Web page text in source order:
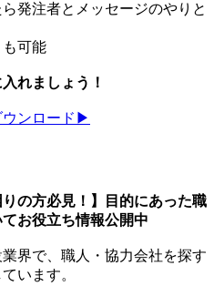
発注者とメッセージのやりと
可能
れましょう！
ウンロード▶︎
の方必見！】目的にあった職
お役立ち情報公開中
界で、職人・協力会社を探す
います。